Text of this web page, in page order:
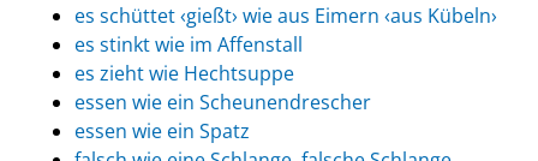
es schüttet ‹gießt› wie aus Eimern ‹aus Kübeln›
es stinkt wie im Affenstall
es zieht wie Hechtsuppe
essen wie ein Scheunendrescher
essen wie ein Spatz